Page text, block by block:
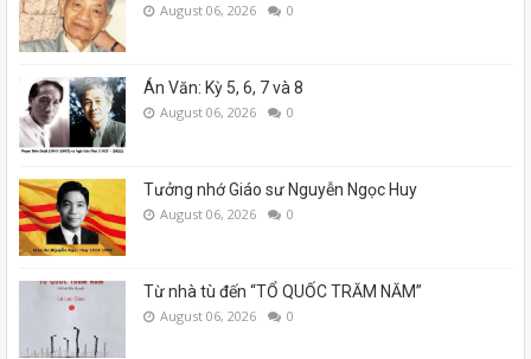
August 06, 2026 0
Án Văn: Kỳ 5, 6, 7 và 8
August 06, 2026 0
Tưởng nhớ Giáo sư Nguyễn Ngọc Huy
August 06, 2026 0
Từ nhà tù đến “TỔ QUỐC TRĂM NĂM”
August 06, 2026 0